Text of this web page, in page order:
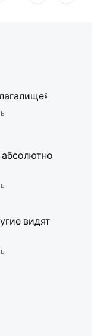
абсолютно
видят